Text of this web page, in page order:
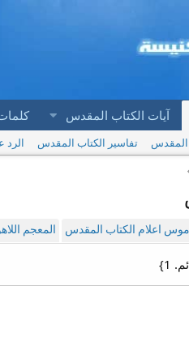
آيات الكتاب المقدس
المقدس تفاسير الكتاب المقدس الرد
اعلام الكتاب المقدس المعجم
1}